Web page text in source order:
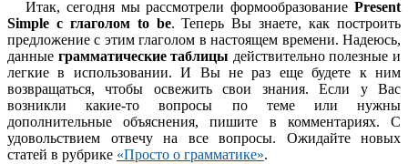
Итак, сегодня мы рассмотрели формообразование Present
Simple с глаголом to be. Теперь Вы знаете, как построить
предложение с этим глаголом в настоящем времени. Надеюсь,
данные грамматические таблицы действительно полезные и
легкие в использовании. И Вы не раз еще будете к ним
возвращаться, чтобы освежить свои знания. Если у Вас
возникли какие-то вопросы по теме или нужны
дополнительные объяснения, пишите в комментариях. С
удовольствием отвечу на все вопросы. Ожидайте новых
статей в рубрике «Просто о грамматике».